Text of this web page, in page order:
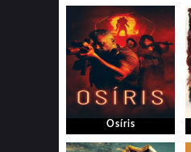
Osíris